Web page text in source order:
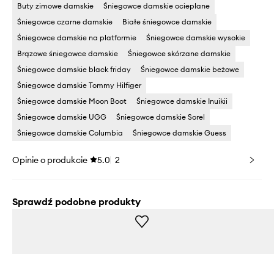
Buty zimowe damskie
Śniegowce damskie ocieplane
Śniegowce czarne damskie
Białe śniegowce damskie
Śniegowce damskie na platformie
Śniegowce damskie wysokie
Brązowe śniegowce damskie
Śniegowce skórzane damskie
Śniegowce damskie black friday
Śniegowce damskie beżowe
Śniegowce damskie Tommy Hilfiger
Śniegowce damskie Moon Boot
Śniegowce damskie Inuikii
Śniegowce damskie UGG
Śniegowce damskie Sorel
Śniegowce damskie Columbia
Śniegowce damskie Guess
Opinie o produkcie 5.0 2
Sprawdź podobne produkty